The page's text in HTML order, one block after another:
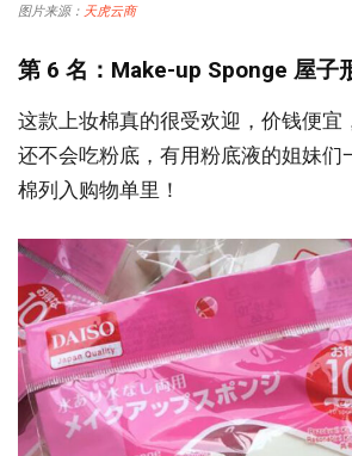
图片来源： 天虎云商
第 6 名：Make-up Sponge 屋子
这款上妆棉真的很受欢迎，价钱便宜
还不会吃粉底，有用粉底液的姐妹们
棉列入购物单里！